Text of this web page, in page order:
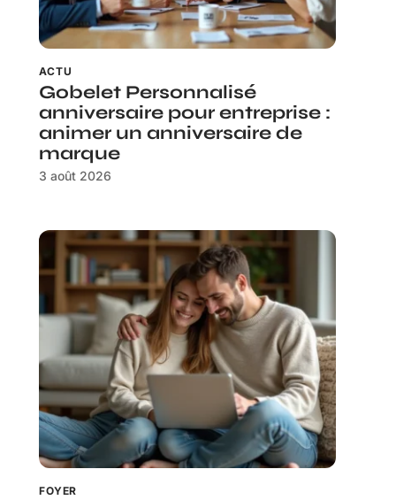
ACTU
Gobelet Personnalisé
anniversaire pour entreprise :
animer un anniversaire de
marque
3 août 2026
FOYER